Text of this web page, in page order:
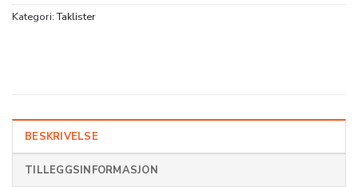
Kategori:Taklister
BESKRIVELSE
TILLEGGSINFORMASJON